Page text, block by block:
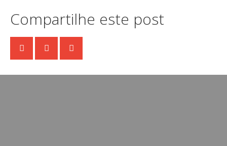
Compartilhe este post